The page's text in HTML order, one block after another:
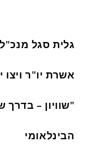
אשרת יו"ר
"שוויון –
הבינלאומי